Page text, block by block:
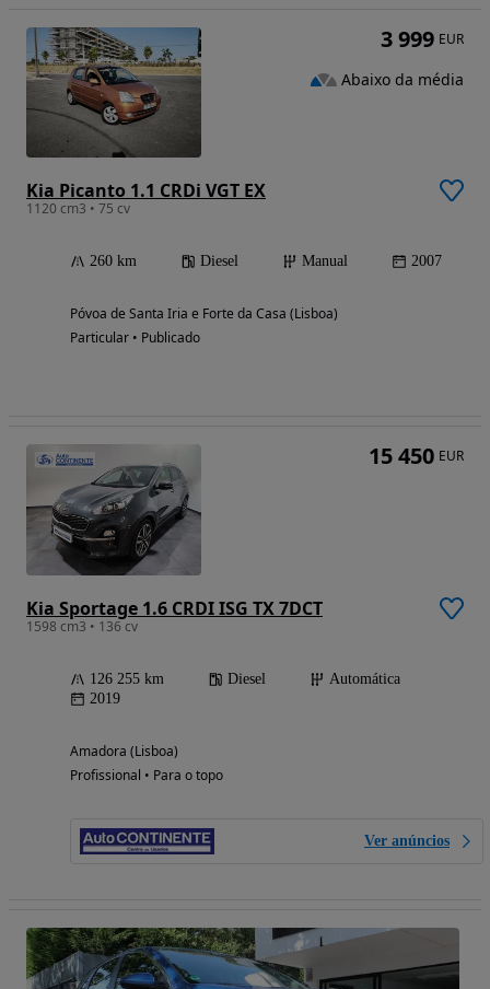
Kia Picanto 1.1 CRDi VGT EX
1120 cm3 • 75 cv
260 km Diesel Manual 2007
Póvoa de Santa Iria e Forte da Casa (Lisboa)
Particular • Publicado
3 999 EUR
Abaixo da média
Kia Sportage 1.6 CRDI ISG TX 7DCT
1598 cm3 • 136 cv
126 255 km Diesel
Automática
2019
Amadora (Lisboa)
Profissional • Para o topo
Ver anúncios
15 450 EUR